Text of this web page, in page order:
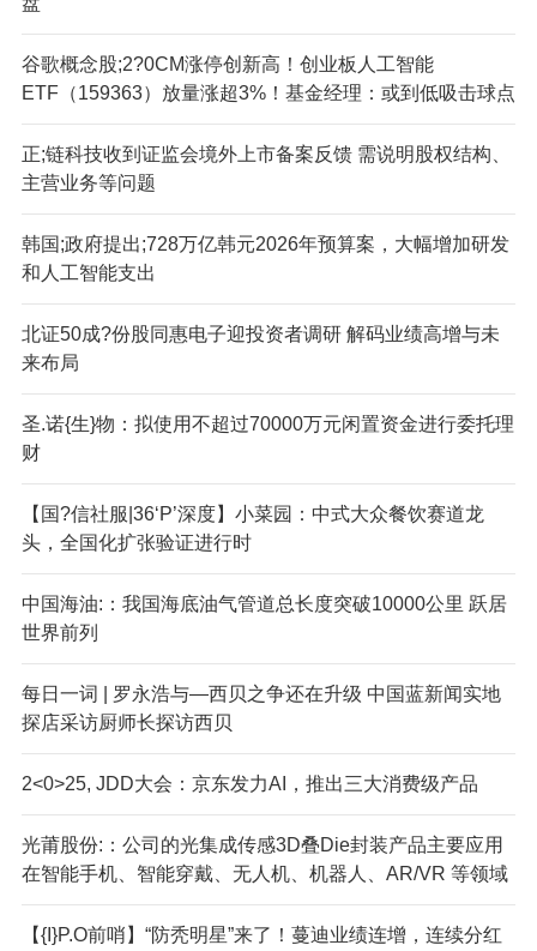
谷歌概念股;2?0CM涨停创新高！创业板人工智能
ETF（159363）放量涨超3%！基金经理：或到低吸击球点
正;链科技收到证监会境外上市备案反馈 需说明股权结构、
主营业务等问题
韩国;政府提出;728万亿韩元2026年预算案，大幅增加研发
和人工智能支出
北证50成?份股同惠电子迎投资者调研 解码业绩高增与未
来布局
圣.诺{生}物：拟使用不超过70000万元闲置资金进行委托理
财
【国?信社服|36‘P’深度】小菜园：中式大众餐饮赛道龙
头，全国化扩张验证进行时
中国海油:：我国海底油气管道总长度突破10000公里 跃居
世界前列
每日一词 | 罗永浩与—西贝之争还在升级 中国蓝新闻实地
探店采访厨师长探访西贝
2<0>25, JDD大会：京东发力AI，推出三大消费级产品
光莆股份:：公司的光集成传感3D叠Die封装产品主要应用
在智能手机、智能穿戴、无人机、机器人、AR/VR 等领域
【{I}P.O前哨】“防秃明星”来了！蔓迪业绩连增，连续分红